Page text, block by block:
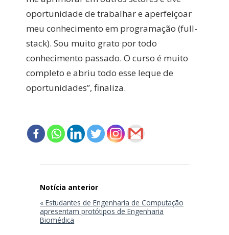
oportunidade de trabalhar e aperfeiçoar
meu conhecimento em programação (full-
stack). Sou muito grato por todo
conhecimento passado. O curso é muito
completo e abriu todo esse leque de
oportunidades”, finaliza.
de
Post
« Estudantes de Engenharia de Computação
apresentam protótipos de Engenharia
Biomédica